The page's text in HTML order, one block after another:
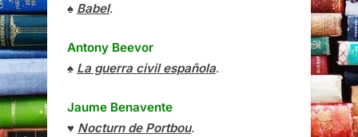
♠ Babel.
Antony Beevor
♠ La guerra civil española.
Jaume Benavente
♥ Nocturn de Portbou.